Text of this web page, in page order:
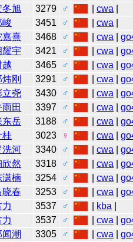
冬旭 3279 ♂ |cwa
峻 3451 ♂ |cwa
嘉熹 3468 ♂ |cwa |
耀宇 3421 ♂ |cwa |
越 3465 ♂ |cwa |
炜刚 3291 ♂ |cwa |
立尧 3430 ♂ |cwa |
雨田 3397 ♂ |cwa |
东岳 3188 ♂ |cwa |
桂 3023 ♀ |cwa |
洗河 3340 ♂ |cwa |
欣然 3318 ♂ |cwa |
潇楠 3254 ♂ |cwa |
晓春 3253 ♂ |cwa |
力 3537 ♂ kba
力 3537 ♂ |cwa |
闻潮 3305 ♂ |cwa |